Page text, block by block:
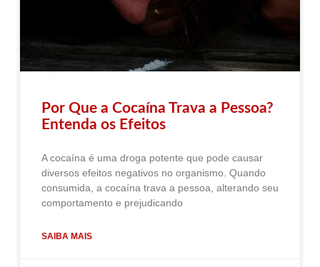
Por Que a Cocaína Trava a Pessoa?
Entenda os Efeitos
A cocaína é uma droga potente que pode causar
diversos efeitos negativos no organismo. Quando
consumida, a cocaína trava a pessoa, alterando seu
comportamento e prejudicando
SAIBA MAIS